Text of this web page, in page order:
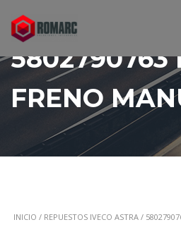
5802790763
FRENO
INICIO / REPUESTOS IVECO ASTRA /